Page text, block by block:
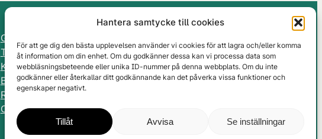
Hantera samtycke till cookies
För att ge dig den bästa upplevelsen använder vi cookies för att lagra och/eller komma
åt information om din enhet. Om du godkänner dessa kan vi processa data som
webbläsningsbeteende eller unika ID-nummer på denna webbplats. Om du inte
godkänner eller återkallar ditt godkännande kan det påverka vissa funktioner och
egenskaper negativt.
Tillåt Avvisa Se inställningar
Golfbanan
Tävlingar
Kurser & Lektioner
Bli medlem
Restaurang
Om När GK
info@nargk.se
Facebook
Instagram